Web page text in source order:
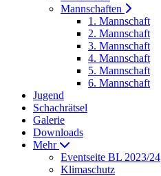
Mannschaften
1. Mannschaft
2. Mannschaft
3. Mannschaft
4. Mannschaft
5. Mannschaft
6. Mannschaft
Jugend
Schachrätsel
Galerie
Downloads
Mehr
Eventseite BL 2023/24
Klimaschutz